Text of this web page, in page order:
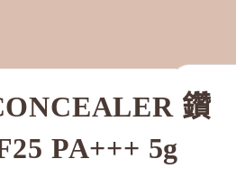
全部
A
鑽
PA+++ 5g